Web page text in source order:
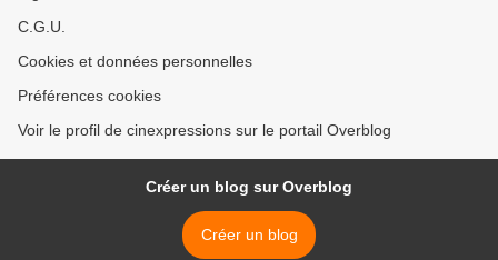
C.G.U.
Cookies et données personnelles
Préférences cookies
Voir le profil de cinexpressions sur le portail Overblog
Créer un blog sur Overblog
Créer un blog